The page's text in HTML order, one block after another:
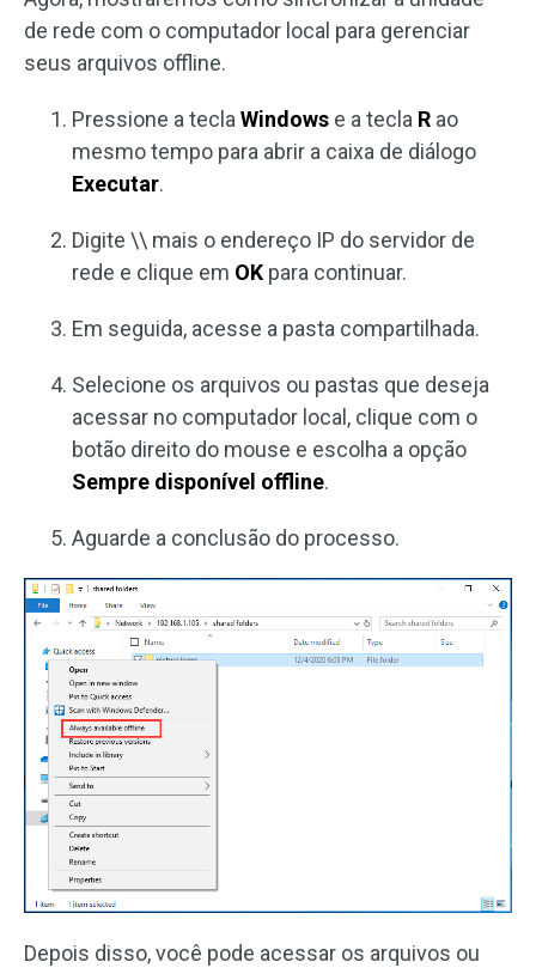
de rede com o computador local para gerenciar
seus arquivos offline.
Pressione a teclaWindows e a tecla R ao
mesmo tempo para abrir a caixa de diálogo
Executar.
Digite \\ mais o endereço IP do servidor de
rede e clique em OK para continuar.
Em seguida, acesse a pasta compartilhada.
Selecione os arquivos ou pastas que deseja
acessar no computador local, clique com o
botão direito do mouse e escolha a opção
Sempre disponível offline.
Aguarde a conclusão do processo.
Depois disso, você pode acessar os arquivos ou